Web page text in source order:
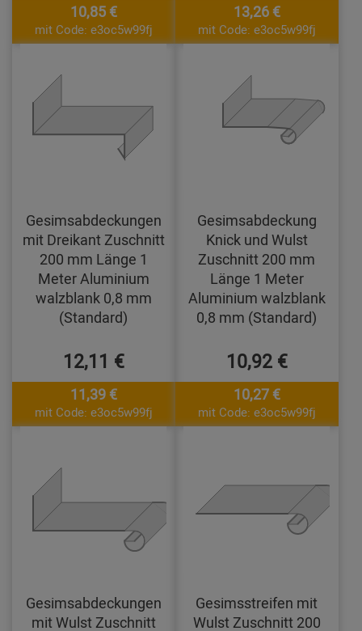
10,85 €
mit Code: e3oc5w99fj
13,26 €
mit Code: e3oc5w99fj
Gesimsabdeckungen
mit Dreikant Zuschnitt
200 mm Länge 1
Meter Aluminium
walzblank 0,8 mm
(Standard)
12,11 €
11,39 €
mit Code: e3oc5w99fj
Gesimsabdeckung
Knick und Wulst
Zuschnitt 200 mm
Länge 1 Meter
Aluminium walzblank
0,8 mm (Standard)
10,92 €
10,27 €
mit Code: e3oc5w99fj
Gesimsabdeckungen
mit Wulst Zuschnitt
Gesimsstreifen mit
Wulst Zuschnitt 200